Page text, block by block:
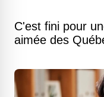
C'est fini pour
aimée des